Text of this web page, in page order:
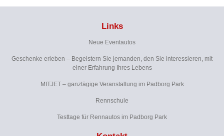
Links
Neue Eventautos
Geschenke erleben – Begeistern Sie jemanden, den Sie interessieren, mit
einer Erfahrung Ihres Lebens
MITJET – ganztägige Veranstaltung im Padborg Park
Rennschule
Testtage für Rennautos im Padborg Park